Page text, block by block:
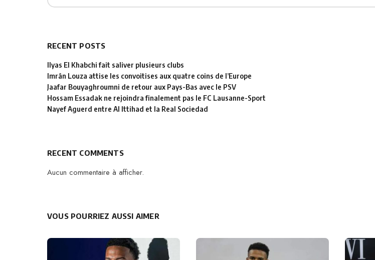
RECENT POSTS
Ilyas El Khabchi fait saliver plusieurs clubs
Imrân Louza attise les convoitises aux quatre coins de l’Europe
Jaafar Bouyaghroumni de retour aux Pays-Bas avec le PSV
Hossam Essadak ne rejoindra finalement pas le FC Lausanne-Sport
Nayef Aguerd entre Al Ittihad et la Real Sociedad
RECENT COMMENTS
Aucun commentaire à afficher.
VOUS POURRIEZ AUSSI AIMER